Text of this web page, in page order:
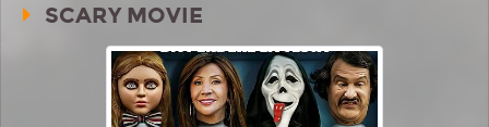
SCARY MOVIE